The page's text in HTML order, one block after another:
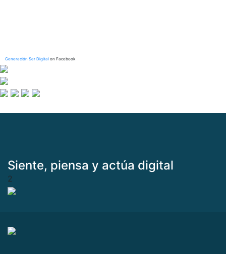
Generación Ser Digital on Facebook
Siente, piensa y actúa digital
2